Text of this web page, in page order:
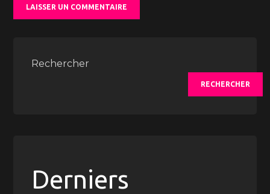
Rechercher
RECHERCHER
Derniers